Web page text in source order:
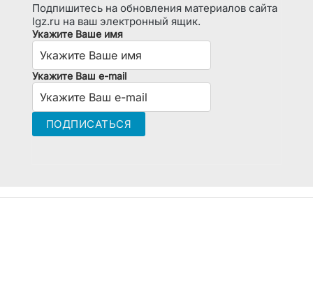
Подпишитесь на обновления материалов сайта
lgz.ru на ваш электронный ящик.
Укажите Ваше имя
Укажите Ваш e-mail